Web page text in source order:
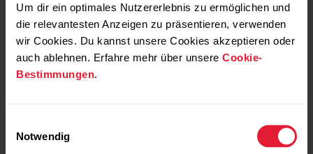
Um dir ein optimales Nutzererlebnis zu ermöglichen und
die relevantesten Anzeigen zu präsentieren, verwenden
wir Cookies. Du kannst unsere Cookies akzeptieren oder
auch ablehnen. Erfahre mehr über unsere Cookie-
Bestimmungen
Notwendig
Bei der Überwachung der Erholung und
der Trainingsbereitschaft ist die
Trainingsbelastung nicht der einzige
Faktor, der deine Erholungszeit
beeinflusst. Daher berücksichtigt
wie schlechten Schlaf oder Arbeitsdruck.